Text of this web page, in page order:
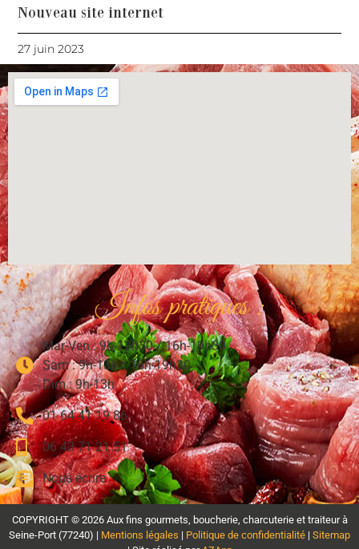
Nouveau site internet
27 juin 2023
Infos pratiques :
Mar-Ven : 9h-12h30 / 16h-19h30
Sam : 9h-13h / 16h-19h30
Dim : 9h-13h
01 64 41 19 86
06 43 71 21 51
Nous écrire
COPYRIGHT © 2026 Aux fins gourmets, boucherie, charcuterie et traiteur à
Seine-Port (77240) | Mentions légales | Politique de confidentialité | Sitemap